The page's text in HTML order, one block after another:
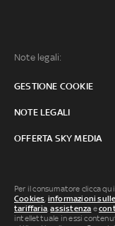
Note legali:
GESTIONE COOKIE
NOTE LEGALI
OFFERTA SKY MEDIA
Per il consumatore clicca
Cookies, informazioni
tariffaria,assistenza e
intellettuale in essi